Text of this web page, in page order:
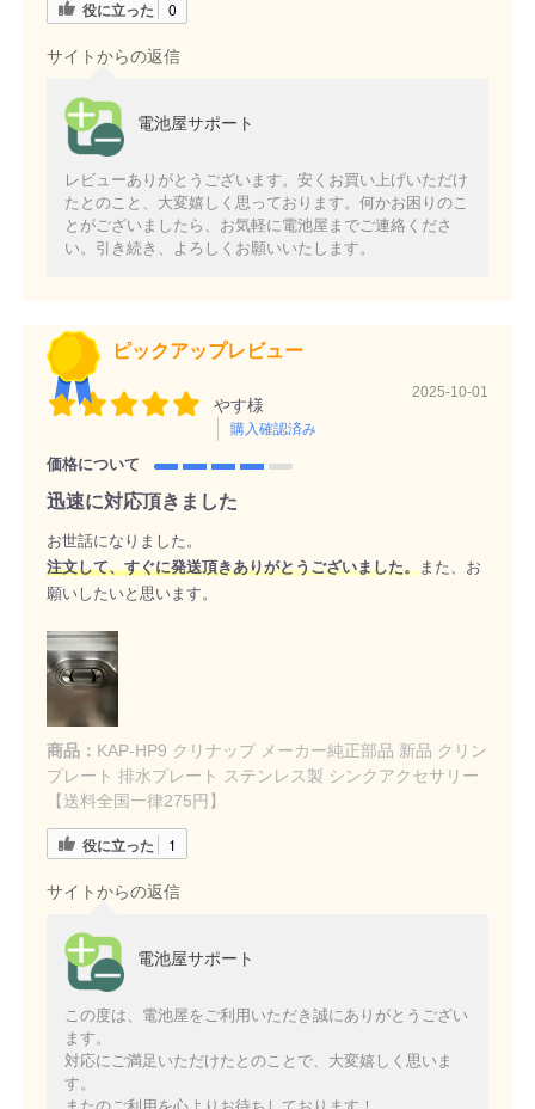
役に立った 0
サイトからの返信
電池屋サポート
レビューありがとうございます。安くお買い上げいただけ
たとのこと、大変嬉しく思っております。何かお困りのこ
とがございましたら、お気軽に電池屋までご連絡くださ
い。引き続き、よろしくお願いいたします。
ピックアップレビュー
やす様
購入確認済み
2025-10-01
価格について
迅速に対応頂きました
お世話になりました。
注文して、すぐに発送頂きありがとうございました。また、お
願いしたいと思います。
商品： KAP-HP9 クリナップ メーカー純正部品 新品 クリン
プレート 排水プレート ステンレス製 シンクアクセサリー
【送料全国一律275円】
役に立った 1
サイトからの返信
電池屋サポート
この度は、電池屋をご利用いただき誠にありがとうござい
ます。
対応にご満足いただけたとのことで、大変嬉しく思いま
す。